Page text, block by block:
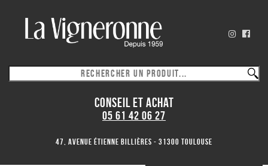
CONSEIL ET ACHAT
05 61 42 06 27
47, avenue Étienne Billières - 31300 toulouse